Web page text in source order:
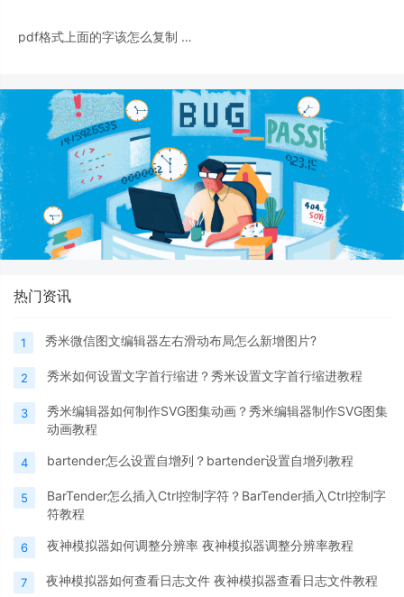
pdf格式上面的字该怎么复制 复
热门资讯
1 秀米微信图文编辑器左右滑动布局怎么新增图片?
2 秀米如何设置文字首行缩进？秀米设置文字首行缩进教程
3
秀米编辑器如何制作SVG图集动画？秀米编辑器制作SVG图集
动画教程
4 bartender怎么设置自增列？bartender设置自增列教程
5
BarTender怎么插入Ctrl控制字符？BarTender插入Ctrl控制字
符教程
6 夜神模拟器如何调整分辨率 夜神模拟器调整分辨率教程
7 夜神模拟器如何查看日志文件 夜神模拟器查看日志文件教程